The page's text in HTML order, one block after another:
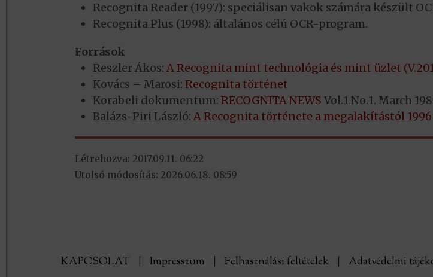
Recognita Reader (1997): speciálisan vakok számára készült
Recognita Plus (1998): általános célú OCR-program.
Források
Reszler Ákos: A Recognita mint technológia és mint üzlet
Kovács – Marosi: Recognita történet
Korabeli dokumentum: RECOGNITA NEWS Vol.1.No.1. March
Balázs-Piri László: A Recognita története a megalakítástól
Létrehozva: 2017.09.11. 06:22
Utolsó módosítás: 2026.06.18. 08:59
KAPCSOLAT Impresszum Felhasználási feltételek Adatvédelmi